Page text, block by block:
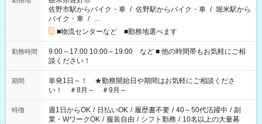
佐野市駅からバイク・車 / 佐野駅からバイク・車 / 堀米駅から
バイク・車 / …
■物流センターなど ■勤務地選べます
勤務時間
9:00～17:00 10:00～19:00 など ■ 他の時間帯もお気軽にご相
談ください！
期間
単発1日～！ ★勤務開始日や期間はお気軽にご相談くださ
い！ ＃8月～ ＃9月～
特徴 週1日からOK / 日払いOK / 履歴書不要 / 40～50代活躍中 / 副
業・WワークOK / 服装自由 / シフト勤務 / 10名以上の大量募